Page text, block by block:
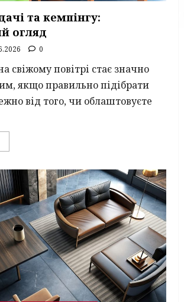
та кемпінгу:
огляд
0
свіжому повітрі стає значно
якщо правильно підібрати
від того, чи облаштовуєте
more
для
дачі
та
кемпінгу:
практичний
огляд